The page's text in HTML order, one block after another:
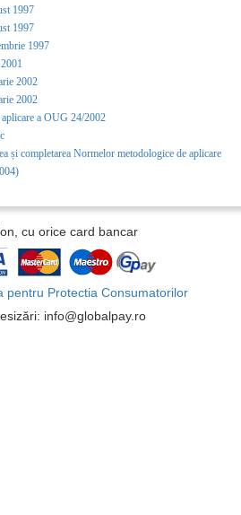
1997
1997
1997
2002
2002
a OUG 24/2002
și completarea Normelor metodologice de aplicare
cu orice card bancar
pentru Protectia Consumatorilor
info@globalpay.ro